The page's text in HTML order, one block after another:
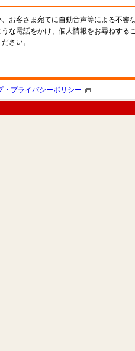
お客さま宛てに自動音声等による不審
な電話をかけ、個人情報をお尋ねする
さい。
・プライバシーポリシー